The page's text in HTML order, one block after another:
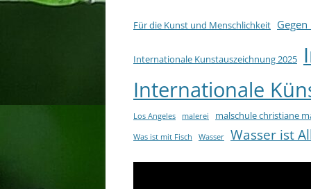
Für die Kunst und Menschlichkeit
Internationale Kunstauszeichnung 2025
Internationale
Los Angeles malerei malschule christiane
Was ist mit Fisch Wasser Wasser ist